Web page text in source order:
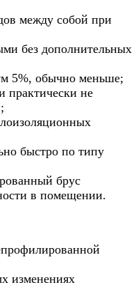
между собой при
без дополнительных
5%, обычно меньше;
практически не
быстро по типу
брус
в помещении.
изменениях